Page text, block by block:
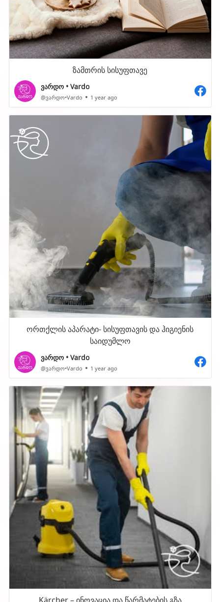
ზამთრის სისუფთავე
ვარდო • Vardo
@ვარდო•Vardo 1 year ago
ორთქლის აპარატი- სისუფთავის და ჰიგიენის
საიდუმლო
ვარდო • Vardo
@ვარდო•Vardo 1 year ago
Kärcher – ინოვაცია და წარმატების გზა